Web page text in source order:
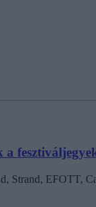
Strand, EFOTT,